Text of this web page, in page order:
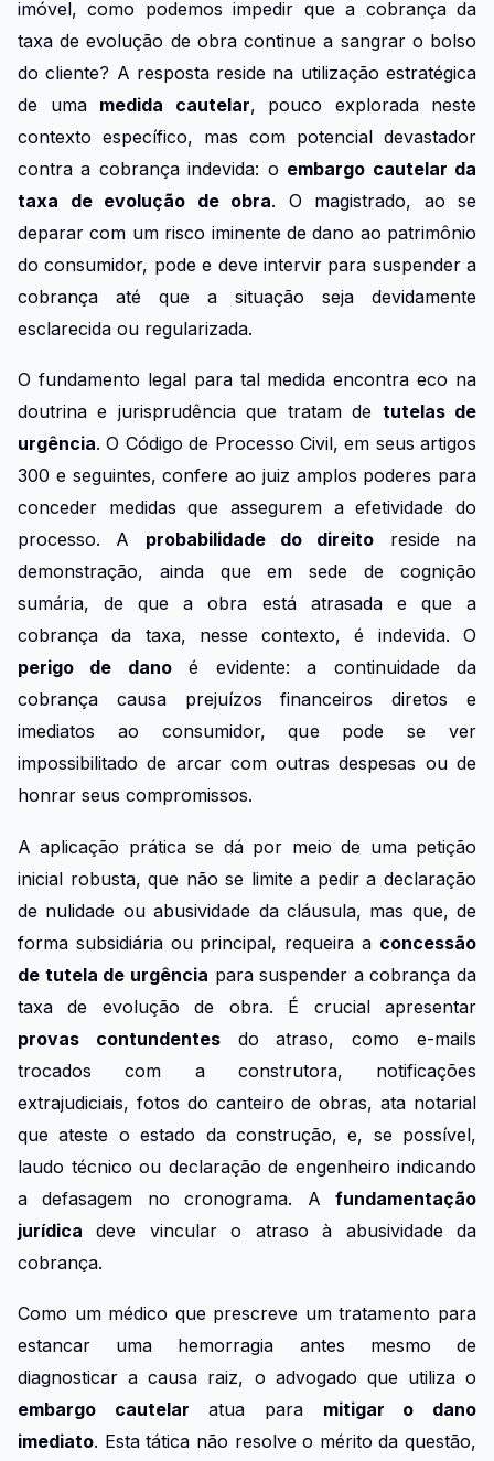
imóvel, como podemos impedir que a cobrança da
taxa de evolução de obra continue a sangrar o bolso
do cliente? A resposta reside na utilização estratégica
de uma medida cautelar, pouco explorada neste
contexto específico, mas com potencial devastador
contra a cobrança indevida: o embargo cautelar da
taxa de evolução de obra. O magistrado, ao se
deparar com um risco iminente de dano ao patrimônio
do consumidor, pode e deve intervir para suspender a
cobrança até que a situação seja devidamente
esclarecida ou regularizada.
O fundamento legal para tal medida encontra eco na
doutrina e jurisprudência que tratam de tutelas de
urgência. O Código de Processo Civil, em seus artigos
300 e seguintes, confere ao juiz amplos poderes para
conceder medidas que assegurem a efetividade do
processo. A probabilidade do direito reside na
demonstração, ainda que em sede de cognição
sumária, de que a obra está atrasada e que a
cobrança da taxa, nesse contexto, é indevida. O
perigo de danoé evidente: a continuidade da
cobrança causa prejuízos financeiros diretos e
imediatos ao consumidor, que pode se ver
impossibilitado de arcar com outras despesas ou de
honrar seus compromissos.
A aplicação prática se dá por meio de uma petição
inicial robusta, que não se limite a pedir a declaração
de nulidade ou abusividade da cláusula, mas que, de
forma subsidiária ou principal, requeira a concessão
de tutela de urgência para suspender a cobrança da
taxa de evolução de obra. É crucial apresentar
provas contundentesdo atraso, como e-mails
trocados com a construtora, notificações
extrajudiciais, fotos do canteiro de obras, ata notarial
que ateste o estado da construção, e, se possível,
laudo técnico ou declaração de engenheiro indicando
a defasagem no cronograma. A fundamentação
jurídica deve vincular o atraso à abusividade da
cobrança.
Como um médico que prescreve um tratamento para
estancar uma hemorragia antes mesmo de
diagnosticar a causa raiz, o advogado que utiliza o
embargo cautelar atua para mitigar o dano
imediato. Esta tática não resolve o mérito da questão,